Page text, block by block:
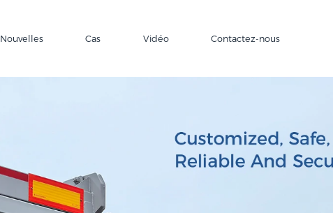
Nouvelles Cas Vidéo Contactez-nous